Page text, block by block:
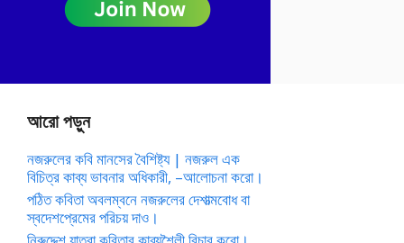
আরো পড়ুন
নজরুলের কবি মানসের বৈশিষ্ট্য | নজরুল এক
বিচিত্র কাব্য ভাবনার অধিকারী, –আলোচনা করো।
পঠিত কবিতা অবলম্বনে নজরুলের দেশাত্মবোধ বা
স্বদেশপ্রেমের পরিচয় দাও।